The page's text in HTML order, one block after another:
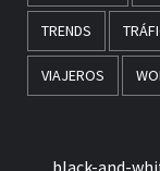
TRENDS
VIAJEROS